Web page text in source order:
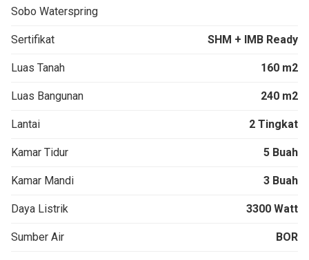
Sobo Waterspring
Sertifikat SHM + IMB Ready
Luas Tanah 160 m2
Luas Bangunan 240 m2
Lantai 2 Tingkat
Kamar Tidur 5 Buah
Kamar Mandi 3 Buah
Daya Listrik 3300 Watt
Sumber Air BOR